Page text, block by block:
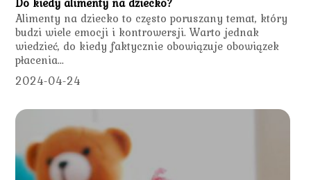
Alimenty na dziecko to często poruszany temat, który
budzi wiele emocji i kontrowersji. Warto jednak
wiedzieć, do kiedy faktycznie obowiązuje obowiązek
płacenia...
2024-04-24